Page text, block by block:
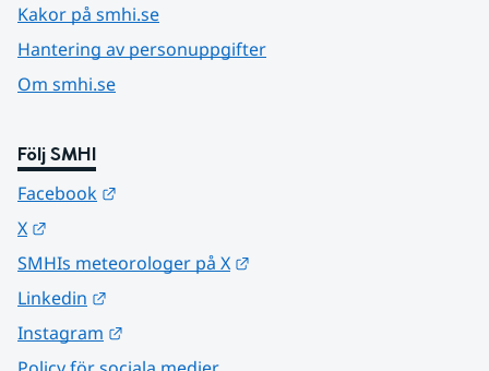
Kakor på smhi.se
Hantering av personuppgifter
Om smhi.se
Följ SMHI
Facebook
X
SMHIs meteorologer på X
Linkedin
Instagram